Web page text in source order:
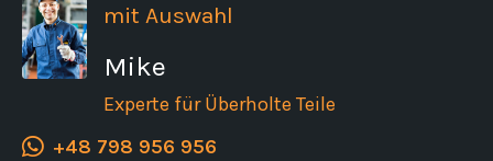
mit Auswahl
Mike
Experte für Überholte Teile
+48 798 956 956